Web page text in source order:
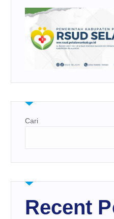
Cari
Recent